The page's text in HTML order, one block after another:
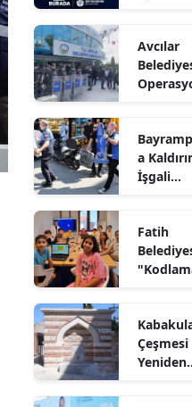
Avcılar
a
İşgali
Fatih
Çeşmesi
Yeniden